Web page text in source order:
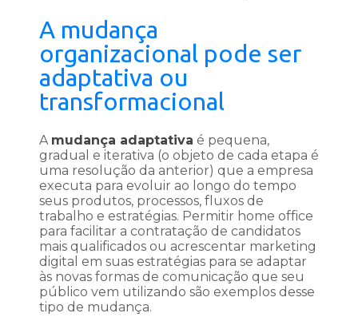
A mudança
organizacional pode ser
adaptativa ou
transformacional
A mudança adaptativa é pequena,
gradual e iterativa (o objeto de cada etapa é
uma resolução da anterior) que a empresa
executa para evoluir ao longo do tempo
seus produtos, processos, fluxos de
trabalho e estratégias. Permitir home office
para facilitar a contratação de candidatos
mais qualificados ou acrescentar marketing
digital em suas estratégias para se adaptar
às novas formas de comunicação que seu
público vem utilizando são exemplos desse
tipo de mudança.